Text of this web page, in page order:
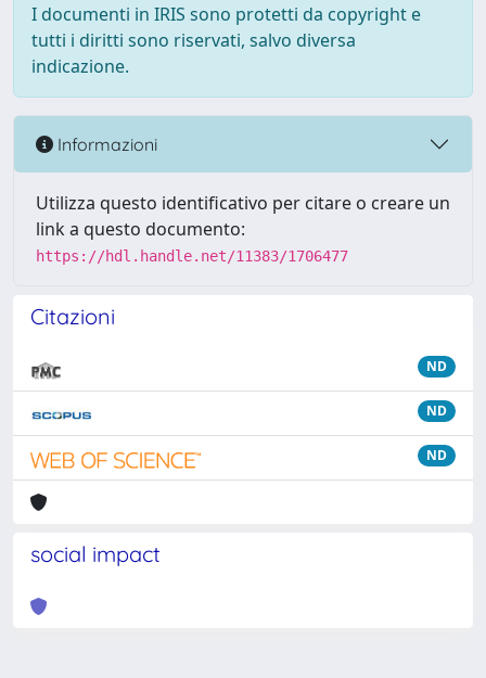
I documenti in IRIS sono protetti da copyright e
tutti i diritti sono riservati, salvo diversa
indicazione.
Informazioni
Utilizza questo identificativo per citare o creare un
link a questo documento:
https://hdl.handle.net/11383/1706477
Citazioni
ND
ND
ND
social impact